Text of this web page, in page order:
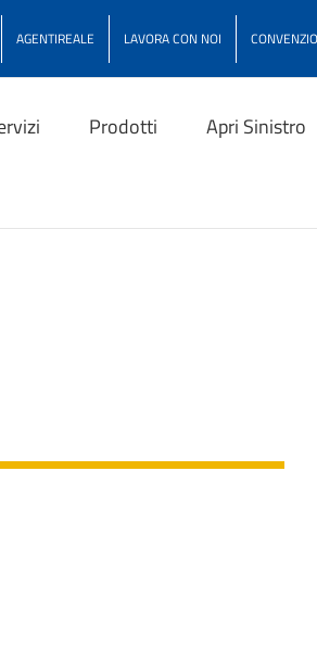
AGENTIREALE LAVORA CON NOI
Prodotti Apri Sinistro